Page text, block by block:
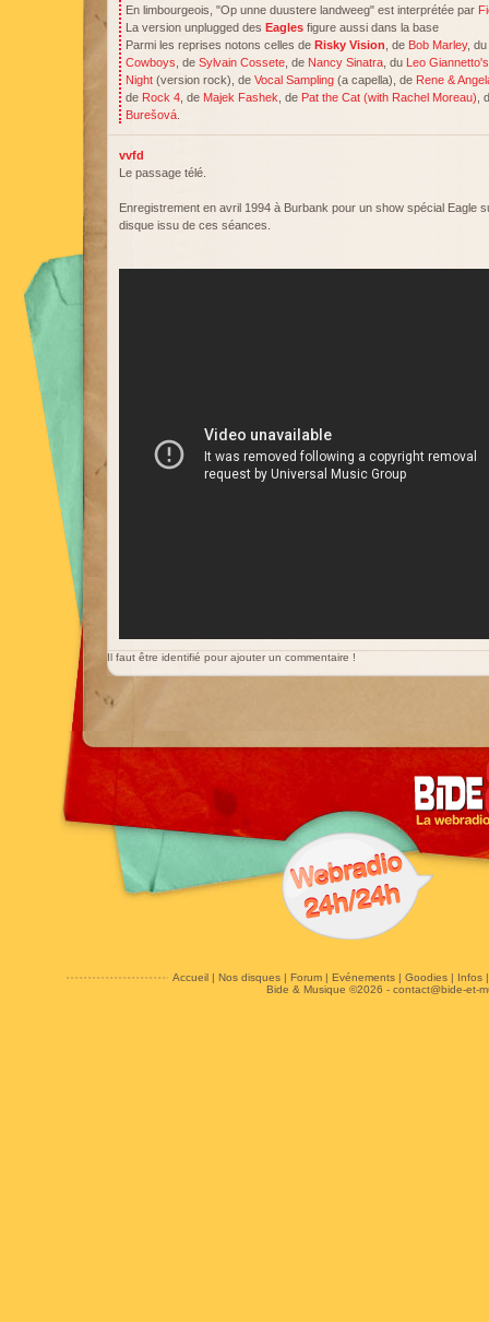
En limbourgeois, "Op unne duustere landweeg" est interprétée par
La version unplugged des Eagles figure aussi dans la base
Parmi les reprises notons celles de Risky Vision , de Bob Marley,
Cowboys , de Sylvain Cossete , de Nancy Sinatra , du Leo
Night (version rock), de Vocal Sampling (a capella), de Rene &
de Rock 4 , de Majek Fashek , de Pat the Cat (with Rachel Moreau) ,
Burešová
vvfd
Le passage télé.
Enregistrement en avril 1994 à Burbank pour un show spécial Eagle
disque issu de ces séances.
Il faut être identifié pour ajouter un commentaire !
Accueil| Nos disques| Forum| Evénements| Goodies| Infos
Bide & Musique ©2026 - contact@bide-et-